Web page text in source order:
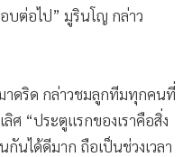
บต่อไป” มูรินโญ กล่าว
าดริด กล่าวชมลูกทีมทุกคนที่
ศ “ประตูแรกของเราคือสิ่ง
กันได้ดีมาก ถือเป็นช่วงเวลา